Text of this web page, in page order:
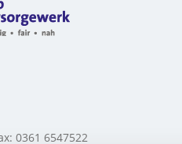
0361 6547522